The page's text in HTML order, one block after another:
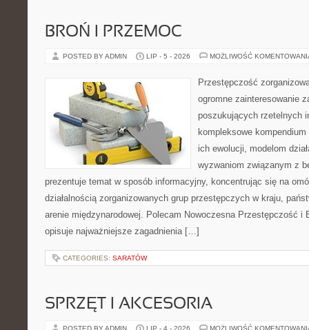
BROŃ I PRZEMOC
POSTED BY ADMIN LIP - 5 - 2026 MOŻLIWOŚĆ
Przestępczość
ogromne zainteresowanie
poszukujących rzetelnych
kompleksowe
ich ewolucji, modelom
wyzwaniom związanym z
prezentuje temat w sposób informacyjny, koncentrując się na
działalnością zorganizowanych grup przestępczych w kraju,
arenie międzynarodowej. Polecam Nowoczesna Przestępczość i
opisuje najważniejsze zagadnienia […]
CATEGORIES: SARATÓW
SPRZĘT I AKCESORIA
POSTED BY ADMIN LIP - 4 - 2026 MOŻLIWOŚĆ